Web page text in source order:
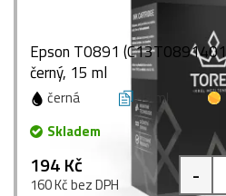
Epson T0891
černý, 15 ml
černá 15 ml
Skladem
194 Kč
160 Kč bez DPH -